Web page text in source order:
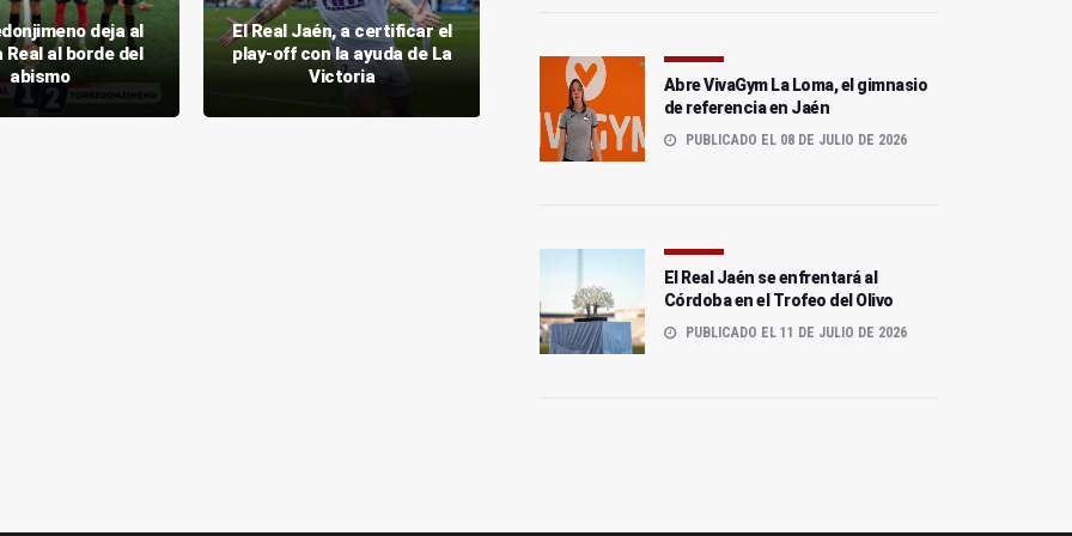
deja al
Real al borde del
abismo
El Real Jaén, a certificar el
play-off con la ayuda de La
Victoria
El Torredonjimeno sigue
soñando con el play-off
necesitado
Abre VivaGym La Loma, el gimnasio
de referencia en Jaén
PUBLICADO EL 08 DE JULIO DE 2026
El Real Jaén se enfrentará al
Córdoba en el Trofeo del Olivo
PUBLICADO EL 11 DE JULIO DE 2026